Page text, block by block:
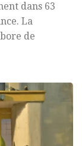
dans 63
La
de